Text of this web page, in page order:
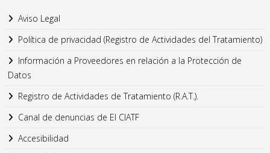
Aviso Legal
Política de privacidad (Registro de Actividades del Tratamiento)
Información a Proveedores en relación a la Protección de
Datos
Registro de Actividades de Tratamiento (R.A.T.).
Canal de denuncias de El CIATF
Accesibilidad